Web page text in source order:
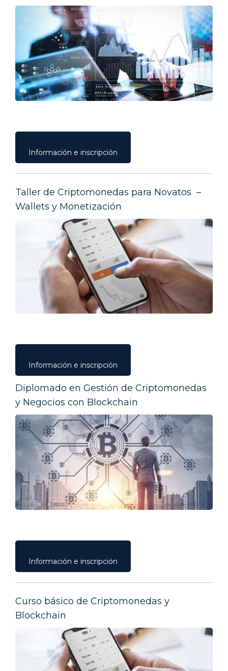
Información e inscripción
Taller de Criptomonedas para Novatos –
Wallets y Monetización
Información e inscripción
Diplomado en Gestión de Criptomonedas
y Negocios con Blockchain
Información e inscripción
Curso básico de Criptomonedas y
Blockchain